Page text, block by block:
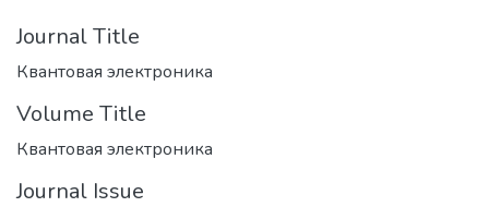
Journal Title
Квантовая электроника
Volume Title
Квантовая электроника
Journal Issue